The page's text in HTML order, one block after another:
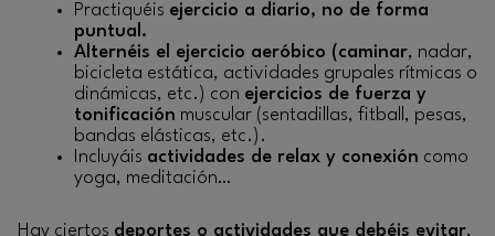
Practiquéis ejercicio a diario, no de forma
puntual.
Alternéis el ejercicio aeróbico (caminar, nadar,
bicicleta estática, actividades grupales rítmicas o
dinámicas, etc.) con ejercicios de fuerza y
tonificación muscular (sentadillas, fitball, pesas,
bandas elásticas, etc.).
Incluyáis actividades de relax y conexión como
yoga, meditación…
Hay ciertos deportes o actividades que debéis evitar,